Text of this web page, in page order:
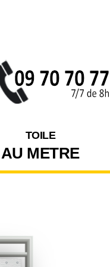
TOILE
AU METRE